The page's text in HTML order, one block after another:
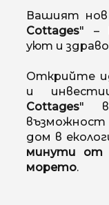
Вашият
Cottages" –
уют и
Открийте
и
Cottages"
дом в
минути от
морето.